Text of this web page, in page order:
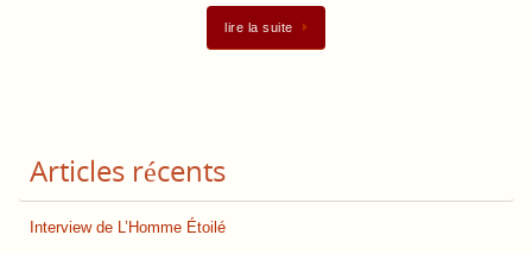
lire la suite
Articles récents
Interview de L’Homme Étoilé